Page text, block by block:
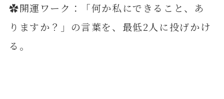
✿開運ワーク：「何か私にできること、あ
りますか？」の言葉を、最低2人に投げかけ
る。